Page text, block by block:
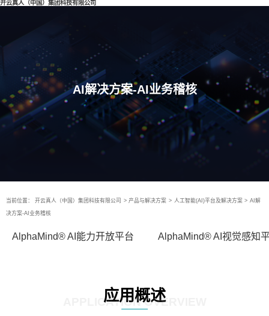
开云真人（中国）集团科技有限公司
AI解决方案-AI业务稽核
当前位置： 开云真人（中国）集团科技有限公司 > 产品与解决方案 > 人工智能(AI)平台及解决方案 > AI解
决方案-AI业务稽核
AlphaMind® AI能力开放平台 AlphaMind® AI视觉感知
应用概述
APPLICATION OVERVIEW